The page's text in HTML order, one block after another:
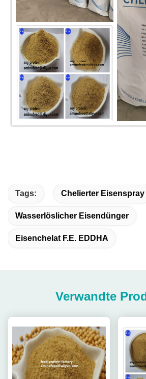
Tags: Chelierter Eisenspray
Wasserlöslicher Eisendünger
Eisenchelat F.E. EDDHA
Verwandte